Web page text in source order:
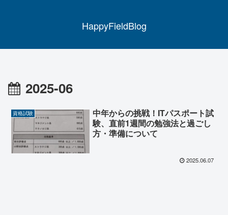
HappyFieldBlog
2025-06
資格試験
中年からの挑戦！ITパスポート試
験、直前1週間の勉強法と過ごし
方・準備について
2025.06.07